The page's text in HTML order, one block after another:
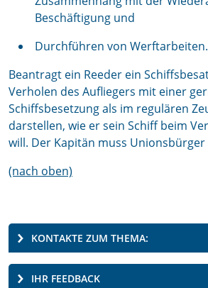
Beschäftigung und
Durchführen von Werftarbeiten.
Beantragt ein Reeder ein
Verholen des Aufliegers mit einer
Schiffsbesetzung als im regulären
darstellen, wie er sein Schiff beim
will. Der Kapitän muss Unionsbürger
(nach oben)
KONTAKTE ZUM THEMA:
IHR FEEDBACK